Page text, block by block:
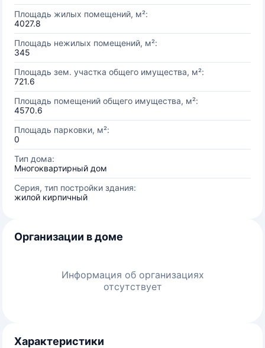
Площадь жилых помещений, м²:
4027.8
Площадь нежилых помещений, м²:
345
Площадь зем. участка общего имущества, м²:
721.6
Площадь помещений общего имущества, м²:
4570.6
Площадь парковки, м²:
0
Тип дома:
Многоквартирный дом
Серия, тип постройки здания:
жилой кирпичный
Организации в доме
Информация об организациях
отсутствует
Характеристики